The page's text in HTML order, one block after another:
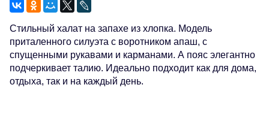
Стильный халат на запахе из хлопка. Модель
приталенного силуэта с воротником апаш, с
спущенными рукавами и карманами. А пояс элегантно
подчеркивает талию. Идеально подходит как для дома,
отдыха, так и на каждый день.